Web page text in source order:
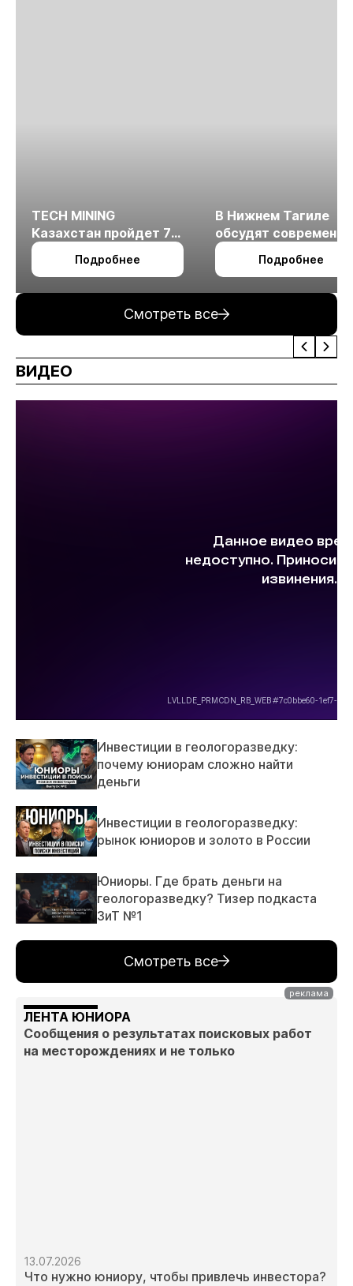
TECH MINING
Казахстан пройдет 7
октября в Алматы
Подробнее
В Нижнем Тагиле
обсудят
технологии
измельчения
Подробнее
Смотреть все
ВИДЕО
Инвестиции в геологоразведку:
почему юниорам сложно найти
деньги
Инвестиции в геологоразведку:
рынок юниоров и золото в России
Юниоры. Где брать деньги на
геологоразведку? Тизер подкаста
ЗиТ №1
Смотреть все
ЛЕНТА ЮНИОРА
Сообщения о результатах поисковых работ
на месторождениях и не только
13.07.2026
Что нужно юниору, чтобы привлечь инвестора?